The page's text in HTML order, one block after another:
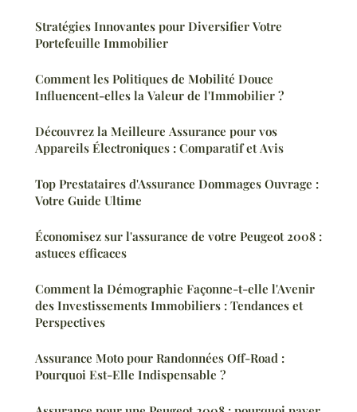
Stratégies Innovantes pour Diversifier Votre
Portefeuille Immobilier
Comment les Politiques de Mobilité Douce
Influencent-elles la Valeur de l'Immobilier ?
Découvrez la Meilleure Assurance pour vos
Appareils Électroniques : Comparatif et Avis
Top Prestataires d'Assurance Dommages Ouvrage :
Votre Guide Ultime
Économisez sur l'assurance de votre Peugeot 2008 :
astuces efficaces
Comment la Démographie Façonne-t-elle l'Avenir
des Investissements Immobiliers : Tendances et
Perspectives
Assurance Moto pour Randonnées Off-Road :
Pourquoi Est-Elle Indispensable ?